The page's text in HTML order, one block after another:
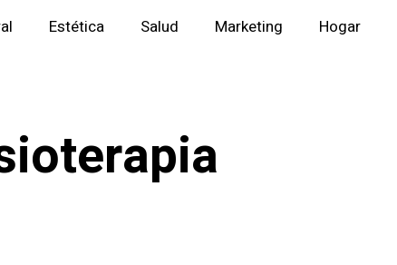
Estética Salud Marketing Hogar